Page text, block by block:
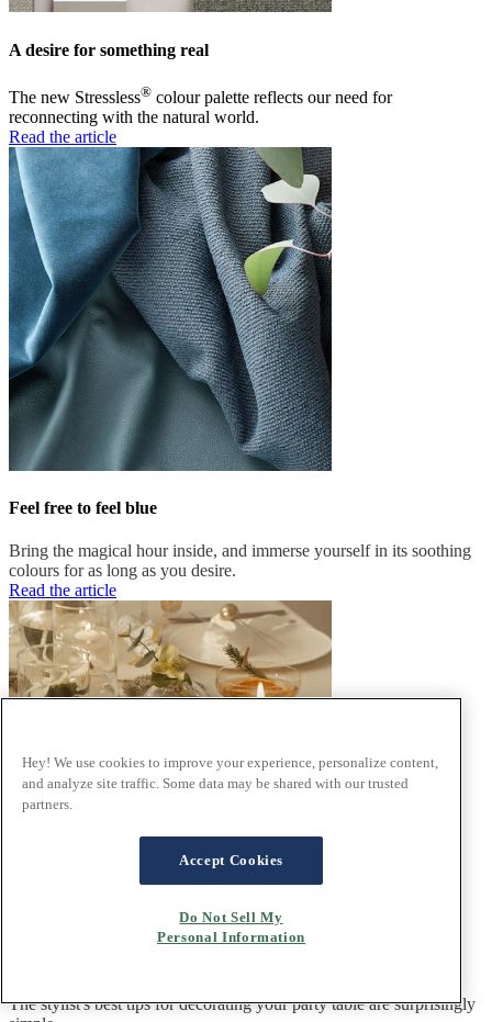
A desire for something real
The new Stressless® colour palette reflects our need for
reconnecting with the natural world.
Read the article
Feel free to feel blue
Bring the magical hour inside, and immerse yourself in its soothing
colours for as long as you desire.
Read the article
The stylist's best tips for decorating your party table are surprisingly
Hey! We use cookies to improve your experience, personalize content,
and analyze site traffic. Some data may be shared with our trusted
partners.
Accept Cookies
Do Not Sell My
Personal Information